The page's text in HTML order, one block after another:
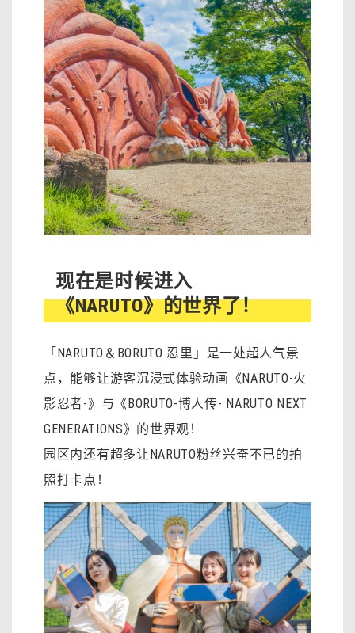
现在是时候进入
《NARUTO》的世界了！
「NARUTO＆BORUTO 忍里」是一处超人气景
点，能够让游客沉浸式体验动画《NARUTO-火
影忍者-》与《BORUTO-博人传- NARUTO NEXT
GENERATIONS》的世界观！
园区内还有超多让NARUTO粉丝兴奋不已的拍
照打卡点！